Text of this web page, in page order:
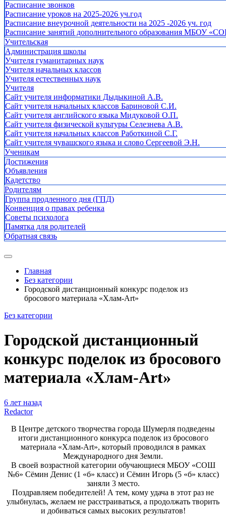
Расписание звонков
Расписание уроков на 2025-2026 уч.год
Расписание внеурочной деятельности на 2025 -2026 уч. год
Расписание занятий дополнительного образования МБОУ
Учительская
Администрация школы
Учителя гуманитарных наук
Учителя начальных классов
Учителя естественных наук
Учителя
Cайт учителя информатики Дыдыкиной А.В.
Сайт учителя начальных классов Бариновой С.И.
Сайт учителя английского языка Мидуковой О.П.
Сайт учителя физической культуры Селезнева А.В.
Сайт учителя начальных классов Работкиной С.Г.
Сайт учителя чувашского языка и слово Сергеевой Э.Н.
Ученикам
Достижения
Объявления
Кадетство
Родителям
Группа продленного дня (ГПД)
Конвенция о правах ребенка
Советы психолога
Памятка для родителей
Обратная связь
Главная
Без категории
Городской дистанционный конкурс поделок из
бросового материала «Хлам-Art»
Без категории
Городской дистанционный
конкурс поделок из бросового
материала «Хлам-Art»
6 лет назад
Redactor
В Центре детского творчества города Шумерля подведены
итоги дистанционного конкурса поделок из бросового
материала «Хлам-Art», который проводился в рамках
Международного дня Земли.
В своей возрастной категории обучающиеся МБОУ «СОШ
№6» Сёмин Денис (1 «б» класс) и Сёмин Игорь (5 «б» класс)
заняли 3 место.
Поздравляем победителей! А тем, кому удача в этот раз не
улыбнулась, желаем не расстраиваться, а продолжать творить
и добиваться самых высоких результатов!